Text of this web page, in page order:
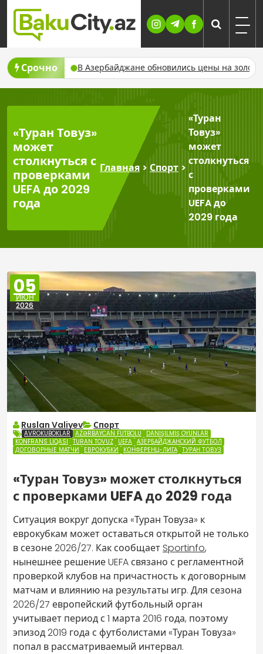
Skip
content
Срочно В Азербайджане обновились цены на золото
«Туран Товуз»
может
столкнуться с
проверками
UEFA до 2029
года
Главная > Спорт >
«Туран
Товуз»
может
столкнуться
с
проверками
UEFA до
2029 года
05
ИЮН
2026
Ruslan Valiyev Спорт
AVROKUBOKLAR AZƏRBAYCAN FUTBOLU
DANIŞILMIŞ OYUNLAR
KONFRANS LIQASI TURAN TOVUZ UEFA АЗЕРБАЙДЖАНСКИЙ ФУТБОЛ
ДОГОВОРНЫЕ МАТЧИ
ЕВРОКУБКИ КОНФЕРЕНЦ-ЛИГА ТУРАН ТОВУЗ
«Туран Товуз» может столкнуться
с проверками UEFA до 2029 года
Ситуация вокруг допуска «Туран Товуза» к
еврокубкам может оставаться открытой не только
в сезоне 2026/27. Как сообщает Sportinfo,
нынешнее решение UEFA связано с регламентной
проверкой клубов на причастность к договорным
матчам и влиянию на результаты игр. Для сезона
2026/27 европейский футбольный орган
учитывает период с 1 марта 2016 года, поэтому
эпизод 2019 года с футболистами «Туран Товуза»
попал в рассматриваемый интервал.